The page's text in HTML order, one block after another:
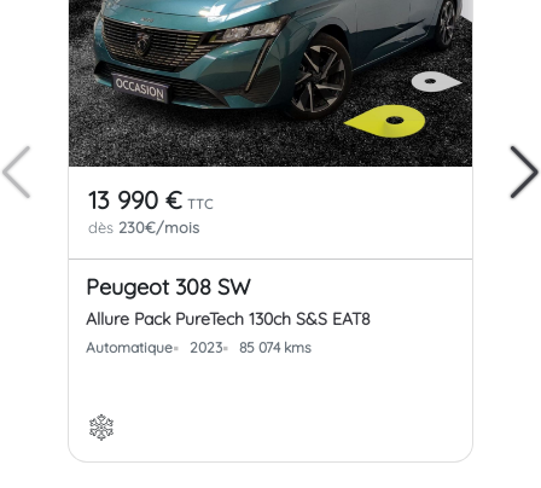
13 990 € TTC
dès 230€/mois
Peugeot 308 SW
Allure Pack PureTech 130ch S&S EAT8
Automatique 2023 85 074 kms